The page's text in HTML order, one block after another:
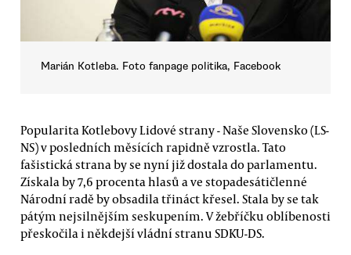
Marián Kotleba. Foto fanpage politika, Facebook
Popularita Kotlebovy Lidové strany - Naše Slovensko (LS-
NS) v posledních měsících rapidně vzrostla. Tato
fašistická strana by se nyní již dostala do parlamentu.
Získala by 7,6 procenta hlasů a ve stopadesátičlenné
Národní radě by obsadila třináct křesel. Stala by se tak
pátým nejsilnějším seskupením. V žebříčku oblíbenosti
přeskočila i někdejší vládní stranu SDKU-DS.